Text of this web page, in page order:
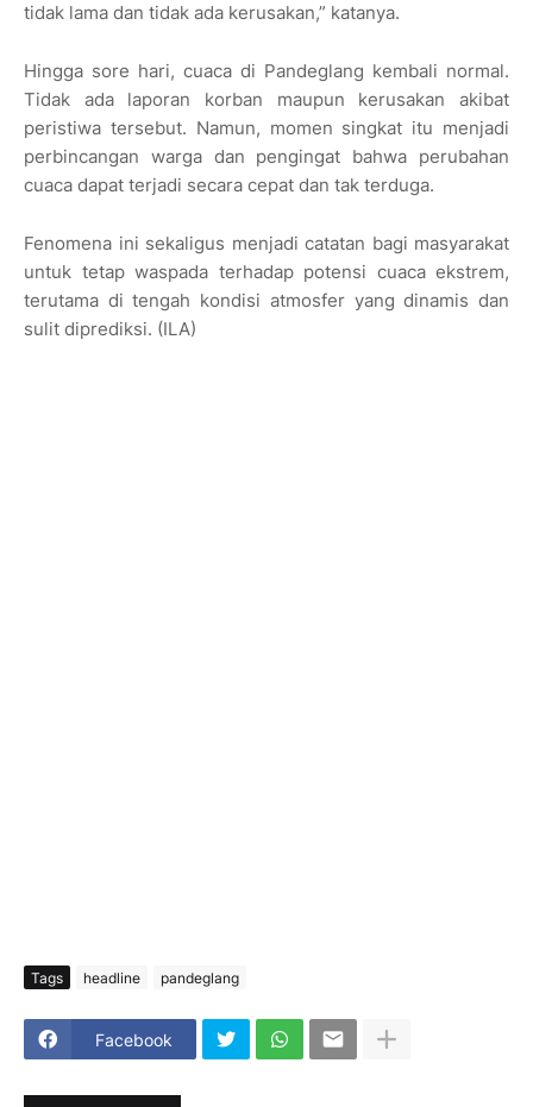
tidak lama dan tidak ada kerusakan,” katanya.
Hingga sore hari, cuaca di Pandeglang kembali normal.
Tidak ada laporan korban maupun kerusakan akibat
peristiwa tersebut. Namun, momen singkat itu menjadi
perbincangan warga dan pengingat bahwa perubahan
cuaca dapat terjadi secara cepat dan tak terduga.
Fenomena ini sekaligus menjadi catatan bagi masyarakat
untuk tetap waspada terhadap potensi cuaca ekstrem,
terutama di tengah kondisi atmosfer yang dinamis dan
sulit diprediksi. (ILA)
Tags headline pandeglang
Facebook